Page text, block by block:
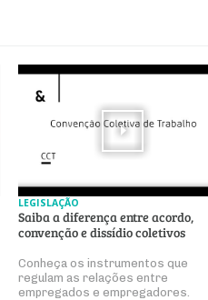
LEGISLAÇÃO
Saiba a diferença entre acordo,
convenção e dissídio coletivos
Conheça os instrumentos que
regulam as relações entre
empregados e empregadores.